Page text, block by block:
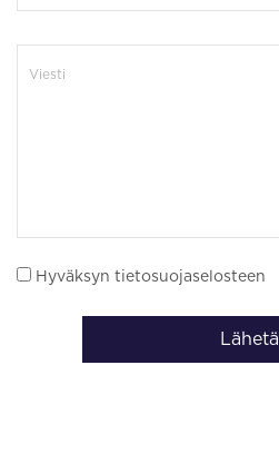
Hyväksyn tietosuojaselosteen
Lähetä